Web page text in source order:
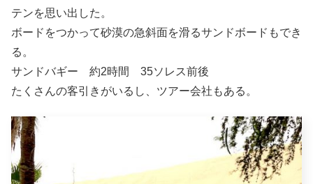
テンを思い出した。
ボードをつかって砂漠の急斜面を滑るサンドボードもでき
る。
サンドバギー 約2時間 35ソレス前後
たくさんの客引きがいるし、ツアー会社もある。